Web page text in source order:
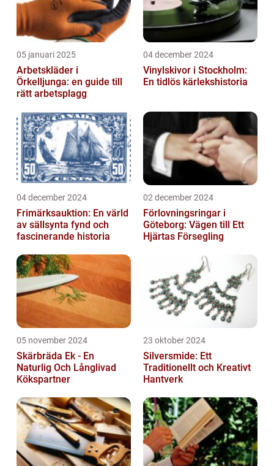
05 januari 2025
Arbetskläder i
Örkelljunga: en guide till
rätt arbetsplagg
04 december 2024
Vinylskivor i Stockholm:
En tidlös kärlekshistoria
04 december 2024
Frimärksauktion: En värld
av sällsynta fynd och
fascinerande historia
02 december 2024
Förlovningsringar i
Göteborg: Vägen till Ett
Hjärtas Försegling
05 november 2024
Skärbräda Ek - En
Naturlig Och Långlivad
Kökspartner
23 oktober 2024
Silversmide: Ett
Traditionellt och Kreativt
Hantverk